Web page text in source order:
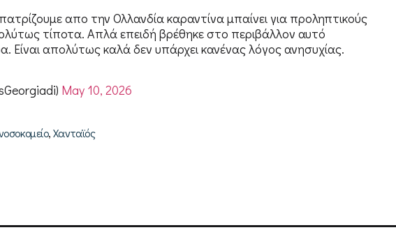
απο την Ολλανδία καραντίνα μπαίνει για προληπτικούς
τίποτα. Απλά επειδή βρέθηκε στο περιβάλλον αυτό
Είναι απολύτως καλά δεν υπάρχει κανένας λόγος ανησυχίας.
May 10, 2026
,Χανταϊός